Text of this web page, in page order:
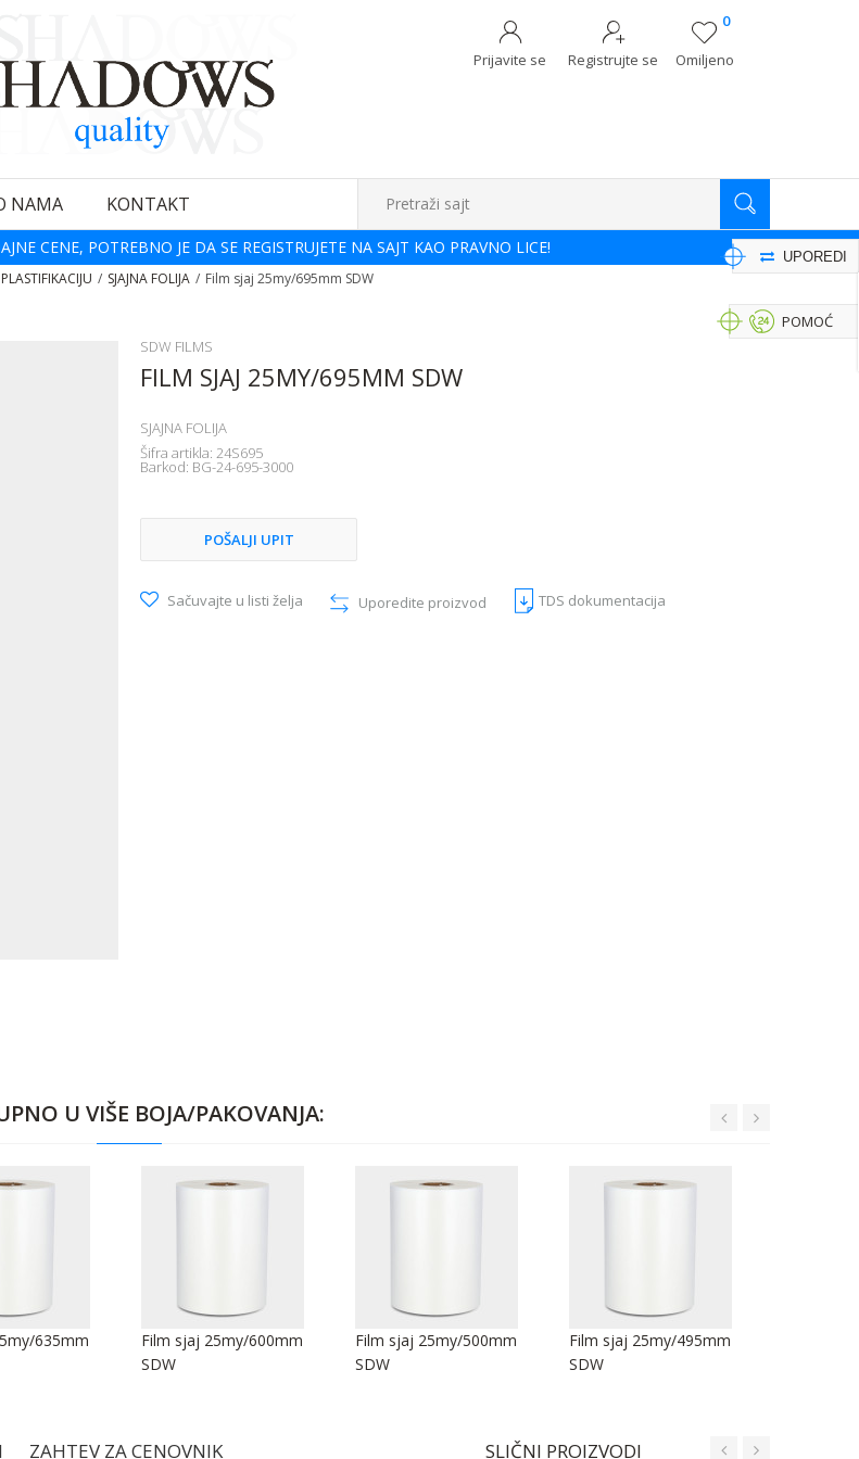
Omiljeno
0
Prijavite se
Registrujte se
NAMA KONTAKT Pretraži sajt
CENE, POTREBNO JE DA SE REGISTRUJETE NA SAJT KAO PRAVNO LICE!
SJAJNA FOLIJA Film sjaj 25my/695mm SDW
UPOREDI
SDW FILMS
FILM SJAJ 25MY/695MM SDW
SJAJNA FOLIJA
Šifra artikla: 24S695
Barkod: BG-24-695-3000
POŠALJI UPIT
Sačuvajte u listi želja Uporedite proizvod TDS dokumentacija
POMOĆ
U VIŠE BOJA/PAKOVANJA:
635mm
Film sjaj 25my/600mm
SDW
Film sjaj 25my/500mm
SDW
Film sjaj 25my/495mm
SDW
ZAHTEV ZA CENOVNIK SLIČNI PROIZVODI